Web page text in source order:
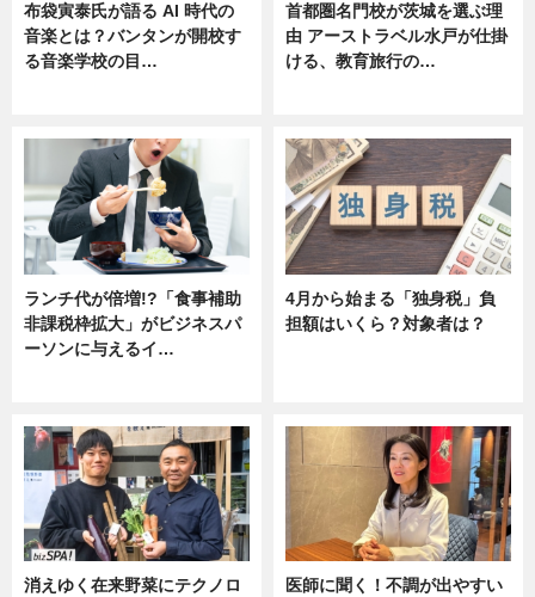
布袋寅泰氏が語る AI 時代の
音楽とは？バンタンが開校す
る音楽学校の目…
首都圏名門校が茨城を選ぶ理
由 アーストラベル水戸が仕掛
ける、教育旅行の…
ランチ代が倍増!?「食事補助
非課税枠拡大」がビジネスパ
ーソンに与えるイ…
4月から始まる「独身税」負
担額はいくら？対象者は？
消えゆく在来野菜にテクノロ
医師に聞く！不調が出やすい